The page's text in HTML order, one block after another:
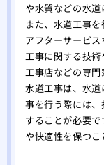
や水質などの水
また、水道工事
アフターサービ
工事に関する技
工事店などの専門
水道工事は、水
事を行う際には
することが必要
や快適性を保つこ